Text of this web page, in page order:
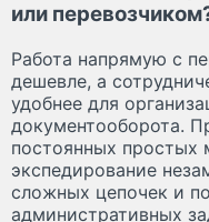
или
Работа напрямую с
дешевле, а
удобнее для
документооборота.
постоянных простых
экспедирование
сложных цепочек и
административных